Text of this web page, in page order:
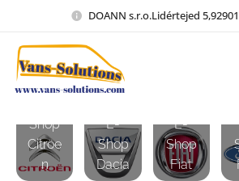
DOANN s.r.o.Lidértejed
Shop
Citröe
n
E-
Shop
Dacia
E-
Shop
Fiat
E-